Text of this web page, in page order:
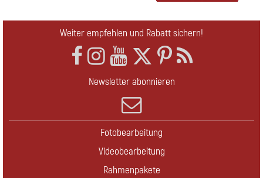
Weiter empfehlen und Rabatt sichern!
Newsletter abonnieren
Fotobearbeitung
Videobearbeitung
Rahmenpakete